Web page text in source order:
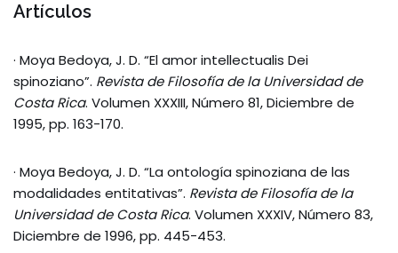
Artículos
· Moya Bedoya, J. D. “El amor intellectualis Dei
spinoziano”. Revista de Filosofía de la Universidad de
Costa Rica. Volumen XXXIII, Número 81, Diciembre de
1995, pp. 163-170.
· Moya Bedoya, J. D. “La ontología spinoziana de las
modalidades entitativas”. Revista de Filosofía de la
Universidad de Costa Rica. Volumen XXXIV, Número 83,
Diciembre de 1996, pp. 445-453.